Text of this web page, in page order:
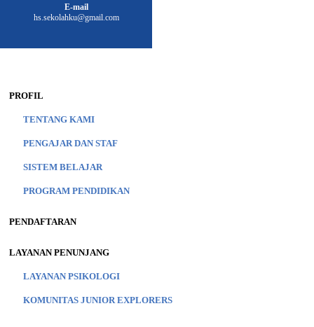
E-mail
hs.sekolahku@gmail.com
PROFIL
TENTANG KAMI
PENGAJAR DAN STAF
SISTEM BELAJAR
PROGRAM PENDIDIKAN
PENDAFTARAN
LAYANAN PENUNJANG
LAYANAN PSIKOLOGI
KOMUNITAS JUNIOR EXPLORERS